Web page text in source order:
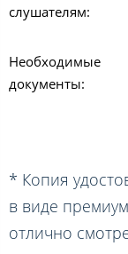
слушателям:
Необходимые
документы:
* Копия
в виде
отлично